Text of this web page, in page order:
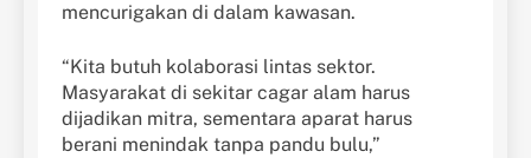
mencurigakan di dalam kawasan.
“Kita butuh kolaborasi lintas sektor.
Masyarakat di sekitar cagar alam harus
dijadikan mitra, sementara aparat harus
berani menindak tanpa pandu bulu,”